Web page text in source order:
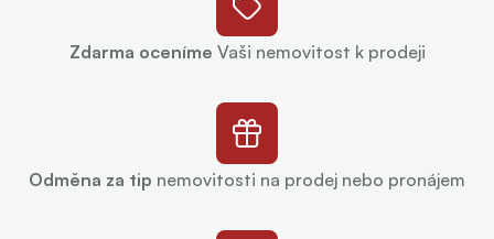
Zdarma oceníme Vaši nemovitost k prodeji
Odměna za tip nemovitosti na prodej nebo pronájem